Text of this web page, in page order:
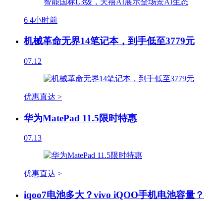
6 4小时前
机械革命无界14笔记本，到手低至3779元
07.12
优惠直达 >
华为MatePad 11.5限时特惠
07.13
优惠直达 >
iqoo7电池多大？vivo iQOO手机电池容量？